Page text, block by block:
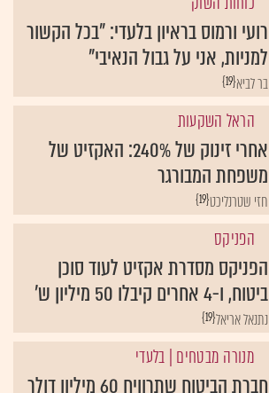
רועי ורמוס בראיון בלעדי: "בכל הקשור
למניות, אני על גבול הנאיבי"
{19}בר לביא
הראל השקעות
אחרי זינוק של 240%: האקזיט של
משפחת המבורגר
{19}חזי שטרנליכט
הפניקס
הפניקס מסדרת אקזיט לעוד סוכן
ביטוח, ו-4 אחרים קיבלו 50 מיליון ש'
{19}נתנאל אריאל
מנורה מבטחים | בלעדי
חברת הביטוח שתרוויח 60 מיליון דולר